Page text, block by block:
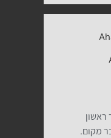
ראשון
מקום.